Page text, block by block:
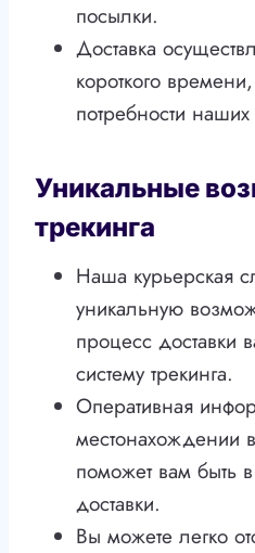
посылки.
Доставка
короткого
потребности наших
Уникальные
трекинга
Наша курьерская
уникальную
процесс доставки
систему трекинга.
Оперативная
местонахождении
поможет вам быть в
доставки.
Вы можете легко